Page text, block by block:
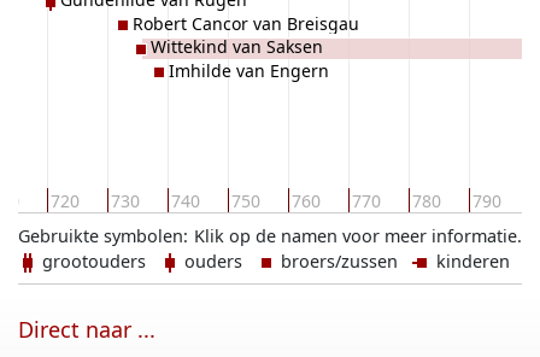
720 730 740 750 760 770 780 790
Robert Cancor van Breisgau
Wittekind van Saksen
Imhilde van Engern
Klik op de namen voor meer informatie.
Gebruikte symbolen:
grootouders
ouders broers/zussen kinderen
Direct naar ...